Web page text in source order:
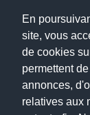
En
site, vous
de cookies
permettent
annonces,
relatives aux
Dentiste à Paris
Copyright © 2026 .